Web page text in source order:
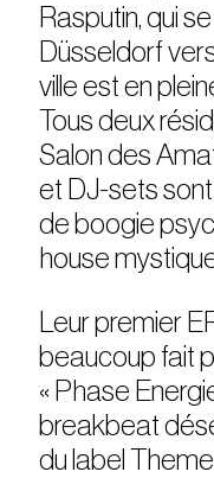
Rasputin, qui
Düsseldorf
ville est en
Tous deux
Salon des
et DJ-sets
de boogie
house
Leur premier
beaucoup fait
« Phase
breakbeat
du label